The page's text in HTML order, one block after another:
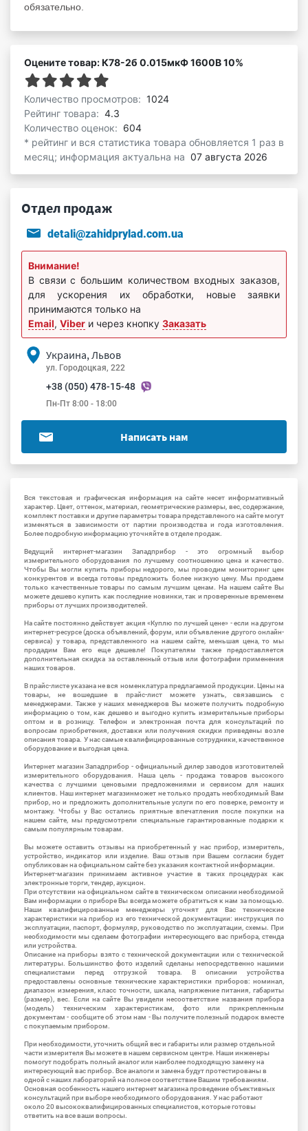
обязательно.
Оцените товар: К78-2б 0.015мкФ 1600В 10%
Количество просмотров: 1024
Рейтинг товара: 4.3
Количество оценок: 604
* рейтинг и вся статистика товара обновляется 1 раз в
месяц; информация актуальна на 07 августа 2026
Отдел продаж
detali@zahidprylad.com.ua
Внимание!
В связи с большим количеством входных заказов,
для ускорения их обработки, новые заявки
принимаются только на
Email, Viber и через кнопку Заказать
Украина, Львов
ул. Городоцкая, 222
+38 (050) 478-15-48
Пн-Пт 8:00 - 18:00
Написать нам
Вся текстовая и графическая информация на сайте несет информативный
характер. Цвет, оттенок, материал, геометрические размеры, вес, содержание,
комплект поставки и другие параметры товара представленого на сайте могут
изменяться в зависимости от партии производства и года изготовления.
Более подробную информацию уточняйте в отделе продаж.
Ведущий интернет-магазин Западприбор - это огромный выбор
измерительного оборудования по лучшему соотношению цена и качество.
Чтобы Вы могли купить приборы недорого, мы проводим мониторинг цен
конкурентов и всегда готовы предложить более низкую цену. Мы продаем
только качественные товары по самым лучшим ценам. На нашем сайте Вы
можете дешево купить как последние новинки, так и проверенные временем
приборы от лучших производителей.
На сайте постоянно действует акция «Куплю по лучшей цене» - если на другом
интернет-ресурсе (доска объявлений, форум, или объявление другого онлайн-
сервиса) у товара, представленного на нашем сайте, меньшая цена, то мы
продадим Вам его еще дешевле! Покупателям также предоставляется
дополнительная скидка за оставленный отзыв или фотографии применения
наших товаров.
В прайс-листе указана не вся номенклатура предлагаемой продукции. Цены на
товары, не вошедшие в прайс-лист можете узнать, связавшись с
менеджерами. Также у наших менеджеров Вы можете получить подробную
информацию о том, как дешево и выгодно купить измерительные приборы
оптом и в розницу. Телефон и электронная почта для консультаций по
вопросам приобретения, доставки или получения скидки приведены возле
описания товара. У нас самые квалифицированные сотрудники, качественное
оборудование и выгодная цена.
Интернет магазин Западприбор - официальный дилер заводов изготовителей
измерительного оборудования. Наша цель - продажа товаров высокого
качества с лучшими ценовыми предложениями и сервисом для наших
клиентов. Наш интернет магазинможет не только продать необходимый Вам
прибор, но и предложить дополнительные услуги по его поверке, ремонту и
монтажу. Чтобы у Вас остались приятные впечатления после покупки на
нашем сайте, мы предусмотрели специальные гарантированные подарки к
самым популярным товарам.
Вы можете оставить отзывы на приобретенный у нас прибор, измеритель,
устройство, индикатор или изделие. Ваш отзыв при Вашем согласии будет
опубликован на официальном сайте без указания контактной информации.
Интернет-магазин принимаем активное участие в таких процедурах как
электронные торги, тендер, аукцион.
При отсутствии на официальном сайте в техническом описании необходимой
Вам информации о приборе Вы всегда можете обратиться к нам за помощью.
Наши квалифицированные менеджеры уточнят для Вас технические
характеристики на прибор из его технической документации: инструкция по
эксплуатации, паспорт, формуляр, руководство по эксплуатации, схемы. При
необходимости мы сделаем фотографии интересующего вас прибора, стенда
или устройства.
Описание на приборы взято с технической документации или с технической
литературы. Большинство фото изделий сделаны непосредственно нашими
специалистами перед отгрузкой товара. В описании устройства
предоставлены основные технические характеристики приборов: номинал,
диапазон измерения, класс точности, шкала, напряжение питания, габариты
(размер), вес. Если на сайте Вы увидели несоответствие названия прибора
(модель) техническим характеристикам, фото или прикрепленным
документам - сообщите об этом нам - Вы получите полезный подарок вместе
с покупаемым прибором.
При необходимости, уточнить общий вес и габариты или размер отдельной
части измерителя Вы можете в нашем сервисном центре. Наши инженеры
помогут подобрать полный аналог или наиболее подходящую замену на
интересующий вас прибор. Все аналоги и замена будут протестированы в
одной с наших лабораторий на полное соответствие Вашим требованиям.
Основная особенность нашего интернет магазина проведение объективных
консультаций при выборе необходимого оборудования. У нас работают
около 20 высококвалифицированных специалистов, которые готовы
ответить на все ваши вопросы.